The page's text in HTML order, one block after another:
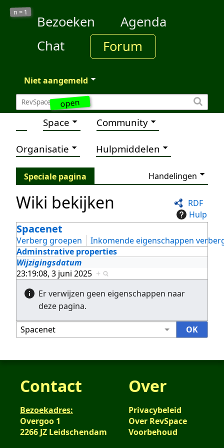
open
n = 1
Bezoeken
Agenda
Chat
Forum
Niet aangemeld
Space Community
Organisatie Hulpmiddelen
Speciale pagina Handelingen
RDF
Hulp
Wiki bekijken
Spacenet
Verberg groepen
Inkomende eigenschappen
Adminstrative properties
Wijzigingsdatum
23:19:08, 3 juni 2025 +
Er verwijzen geen eigenschappen naar
deze pagina.
Contact
Bezoekadres:
Overgoo 1
2266 JZ Leidschendam
Over
Privacybeleid
Over RevSpace
Voorbehoud